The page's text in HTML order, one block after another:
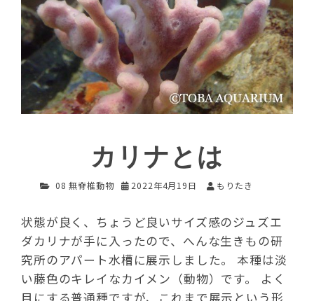
カリナとは
08 無脊椎動物 2022年4月19日 もりたき
状態が良く、ちょうど良いサイズ感のジュズエ
ダカリナが手に入ったので、へんな生きもの研
究所のアパート水槽に展示しました。 本種は淡
い藤色のキレイなカイメン（動物）です。 よく
目にする普通種ですが、これまで展示という形